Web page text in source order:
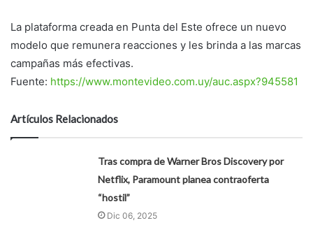
La plataforma creada en Punta del Este ofrece un nuevo
modelo que remunera reacciones y les brinda a las marcas
campañas más efectivas.
Fuente: https://www.montevideo.com.uy/auc.aspx?945581
Artículos Relacionados
Tras compra de Warner Bros Discovery por
Netflix, Paramount planea contraoferta
“hostil”
Dic 06, 2025